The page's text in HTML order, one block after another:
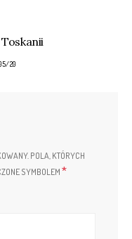
20
POLA, KTÓRYCH
SYMBOLEM *